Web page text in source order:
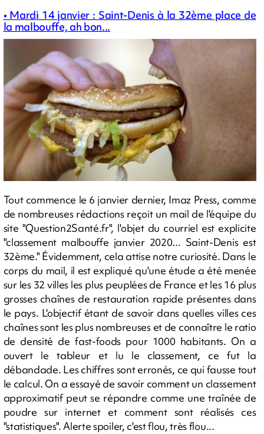
• Mardi 14 janvier : Saint-Denis à la 32ème place de
la malbouffe, ah bon...
Tout commence le 6 janvier dernier, Imaz Press, comme
de nombreuses rédactions reçoit un mail de l'équipe du
site "Question2Santé.fr", l'objet du courriel est explicite
"classement malbouffe janvier 2020... Saint-Denis est
32ème." Évidemment, cela attise notre curiosité. Dans le
corps du mail, il est expliqué qu'une étude a été menée
sur les 32 villes les plus peuplées de France et les 16 plus
grosses chaînes de restauration rapide présentes dans
le pays. L'objectif étant de savoir dans quelles villes ces
chaînes sont les plus nombreuses et de connaître le ratio
de densité de fast-foods pour 1000 habitants. On a
ouvert le tableur et lu le classement, ce fut la
débandade. Les chiffres sont erronés, ce qui fausse tout
le calcul. On a essayé de savoir comment un classement
approximatif peut se répandre comme une traînée de
poudre sur internet et comment sont réalisés ces
"statistiques". Alerte spoiler, c'est flou, très flou...